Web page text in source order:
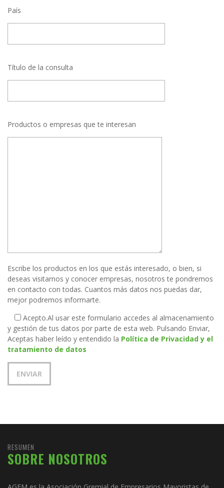
País
Título de la consulta
Productos o empresas que te interesan
Escribe los productos en los que estás interesado, o bien, si
deseas visitarnos y conocer empresas, nosotros te pondremos
en contacto con todas. Cuantos más datos nos puedas dar,
mejor podremos informarte.
Acepto.Al usar este formulario accedes al almacenamiento
y gestión de tus datos por parte de esta web. Pulsando Enviar,
Aceptas haber leído y entendido la Política de Privacidad y el
tratamiento de datos
RESUMEN
SOBRE NOSOTROS